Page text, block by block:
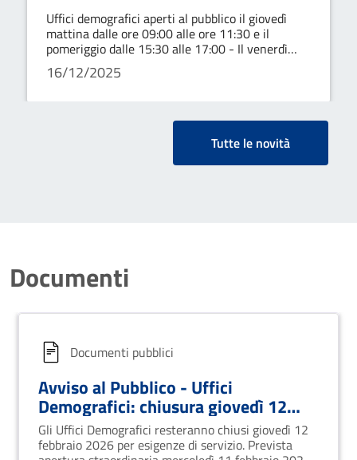
Uffici demografici aperti al pubblico il giovedì
mattina dalle ore 09:00 alle ore 11:30 e il
pomeriggio dalle 15:30 alle 17:00 - Il venerdì
chiusi
16/12/2025
Tutte le novità
Documenti
Documenti pubblici
Avviso al Pubblico - Uffici
Demografici: chiusura giovedì 12
febbraio e apertura straordinaria l’11
febbraio 2026
Gli Uffici Demografici resteranno chiusi giovedì 12
febbraio 2026 per esigenze di servizio. Prevista